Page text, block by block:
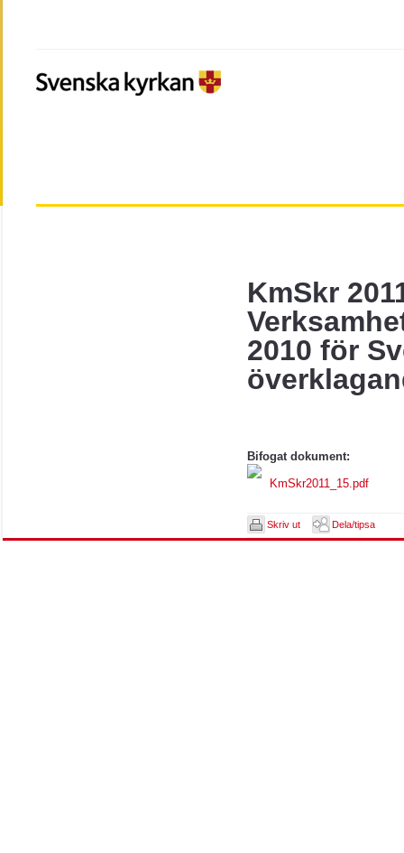
KmSkr
2010 för
Bifogat dokument:
KmSkr2011_15.pdf
Skriv ut Dela/tipsa